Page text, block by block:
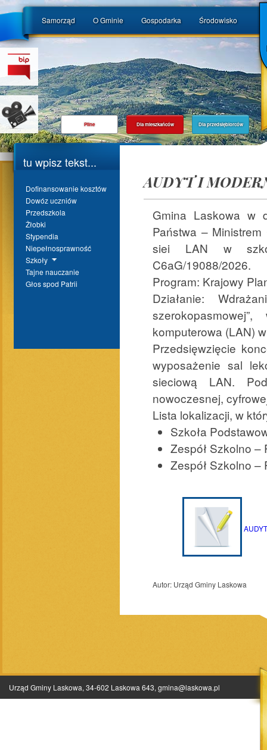
Samorząd O Gminie Gospodarka Środowisko
Pilne Dla mieszkańców Dla przedsiębiorców
tu wpisz tekst...
Dofinansowanie kosztów
Dowóz uczniów
Przedszkola
Żłobki
Stypendia
Niepełnosprawność
Szkoły
Tajne nauczanie
Głos spod Patrii
AUDYT I
Gmina Laskowa w
Państwa –
siei LAN w
C6aG/19088/2026.
Program: Krajowy
Działanie:
komputerowa (LAN)
Przedsięwzięcie
wyposażenie sal
sieciową LAN.
nowoczesnej,
Lista lokalizacji, w
Szkoła
Zespół Szkolno
Zespół Szkolno
Autor: Urząd Gminy Laskowa
Urząd Gminy Laskowa, 34-602 Laskowa 643, gmina@laskowa.pl